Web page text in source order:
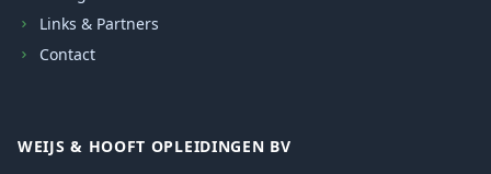
Links & Partners
Contact
WEIJS & HOOFT OPLEIDINGEN BV